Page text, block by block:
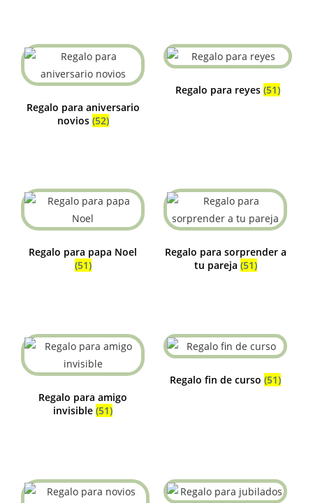
Regalo para aniversario
novios (52)
Regalo para reyes (51)
Regalo para papa Noel
(51)
Regalo para sorprender a
tu pareja (51)
Regalo para amigo
invisible (51)
Regalo fin de curso (51)